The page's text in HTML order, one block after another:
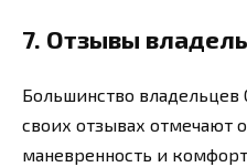
7. Отзывы
Большинство владельцев
своих отзывах отмечают
маневренность и